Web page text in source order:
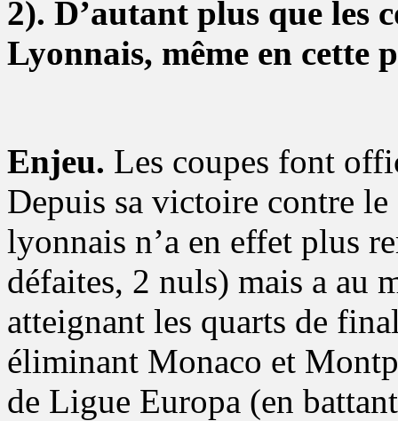
2). D’autant plus que les
Lyonnais, même en cette
Enjeu. Les coupes font
Depuis sa victoire contre
lyonnais n’a en effet plus
défaites, 2 nuls) mais a au
atteignant les quarts de
éliminant Monaco et
de Ligue Europa (en